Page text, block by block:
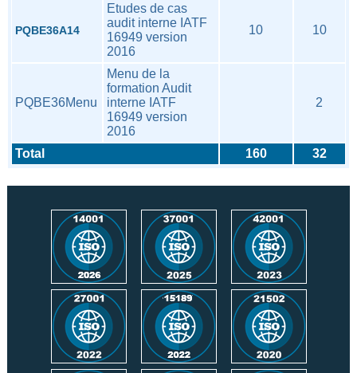
PQBE36A14
Etudes de cas
audit interne IATF
16949 version
2016
10 10
PQBE36Menu
Menu de la
formation Audit
interne IATF
16949 version
2016
2
Total 160 32